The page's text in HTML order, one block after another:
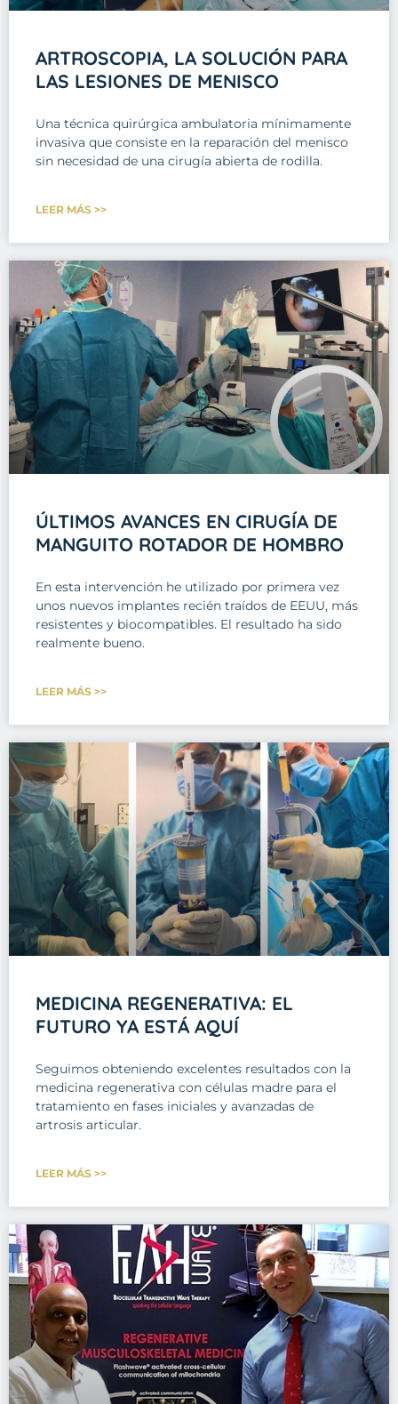
ARTROSCOPIA, LA SOLUCIÓN PARA
LAS LESIONES DE MENISCO
Una técnica quirúrgica ambulatoria mínimamente
invasiva que consiste en la reparación del menisco
sin necesidad de una cirugía abierta de rodilla.
LEER MÁS >>
ÚLTIMOS AVANCES EN CIRUGÍA DE
MANGUITO ROTADOR DE HOMBRO
En esta intervención he utilizado por primera vez
unos nuevos implantes recién traídos de EEUU, más
resistentes y biocompatibles. El resultado ha sido
realmente bueno.
LEER MÁS >>
MEDICINA REGENERATIVA: EL
FUTURO YA ESTÁ AQUÍ
Seguimos obteniendo excelentes resultados con la
medicina regenerativa con células madre para el
tratamiento en fases iniciales y avanzadas de
artrosis articular.
LEER MÁS >>